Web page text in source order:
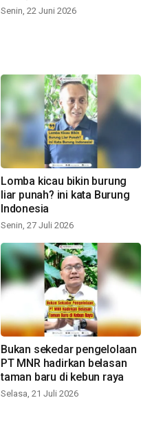
Senin, 22 Juni 2026
Lomba kicau bikin burung
liar punah? ini kata Burung
Indonesia
Senin, 27 Juli 2026
Bukan sekedar pengelolaan
PT MNR hadirkan belasan
taman baru di kebun raya
Selasa, 21 Juli 2026